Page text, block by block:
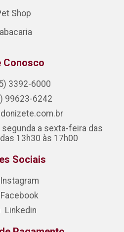
Shop
Conosco
3392-6000
99623-6242
a sexta-feira das
13h30 às 17h00
Sociais
Instagram
Facebook
Linkedin